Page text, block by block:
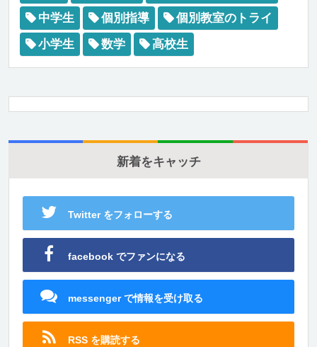
中学生
個別指導
個別教室のトライ
小学生
数学 高校生
新着をキャッチ
Twitter をフォローする
facebook でファンになる
messenger で情報を受け取る
RSS を購読する